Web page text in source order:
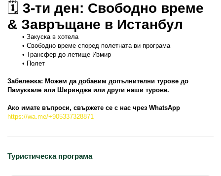
🗓️ 3-ти ден: Свободно време
& Завръщане в Истанбул
Закуска в хотела
Свободно време според полетната ви програма
Трансфер до летище Измир
Полет
Забележка: Можем да добавим допълнителни турове до
Памуккале или Шириндже или други наши турове.
Ако имате въпроси, свържете се с нас чрез WhatsApp
https://wa.me/+905337328871
Туристическа програма